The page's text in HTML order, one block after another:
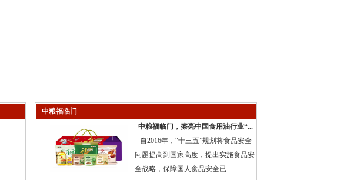
中粮福临门
中粮福临门，擦亮中国食用油行业“...
自2016年，“十三五”规划将食品安全
问题提高到国家高度，提出实施食品安
全战略，保障国人食品安全已...